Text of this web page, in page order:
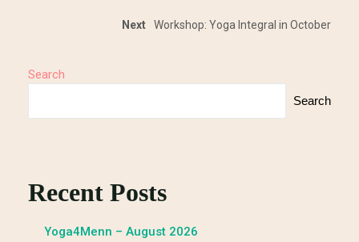
Next Workshop: Yoga Integral in October
Search
Search
Recent Posts
Yoga4Menn – August 2026